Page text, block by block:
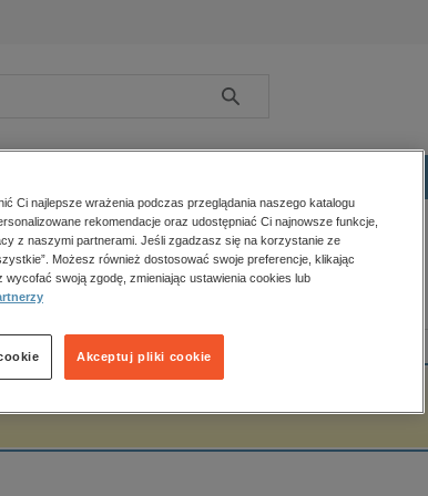
Szukaj
Zobacz wszystkie E-prasa
Ci najlepsze wrażenia podczas przeglądania naszego katalogu
rekomendacje oraz udostępniać Ci najnowsze funkcje,
z naszymi partnerami. Jeśli zgadzasz się na korzystanie ze
Możesz również dostosować swoje preferencje, klikając
wycofać swoją zgodę, zmieniając ustawienia cookies lub
Akceptuj pliki cookie